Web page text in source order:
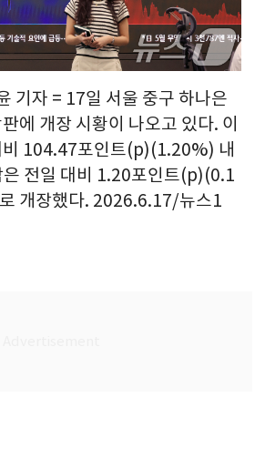
기자 = 17일 서울 중구 하나은
에 개장 시황이 나오고 있다. 이
비 104.47포인트(p)(1.20%) 내
전일 대비 1.20포인트(p)(0.1
개장했다. 2026.6.17/뉴스1